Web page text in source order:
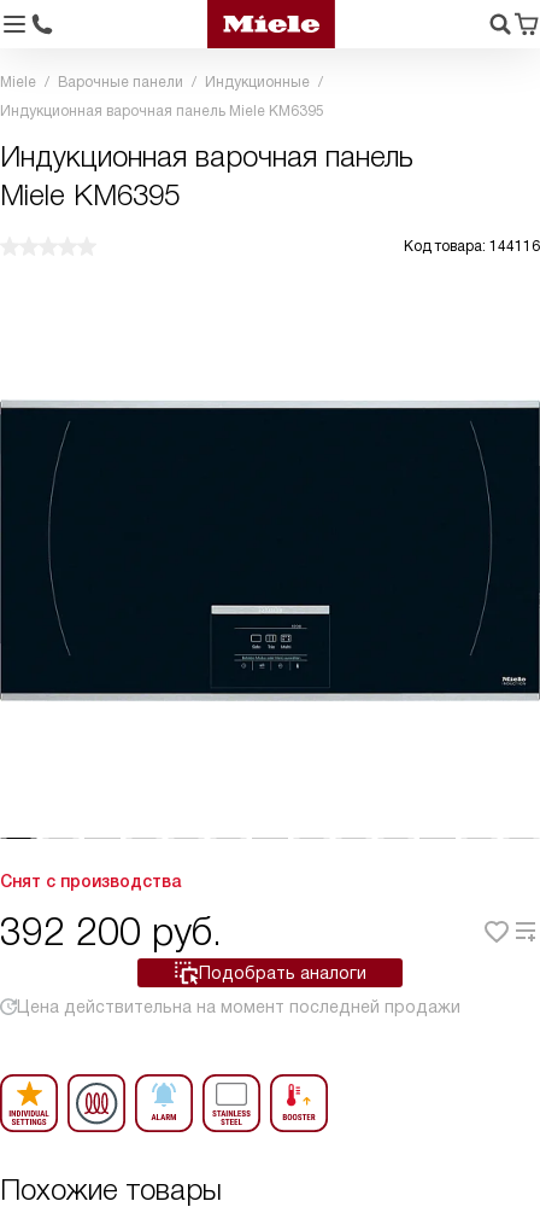
Miele Варочные панели
Индукционные
Индукционная варочная панель Miele KM6395
Индукционная варочная панель
Miele KM6395
Код товара: 144116
Снят с производства
392 200 руб.
Подобрать аналоги
Цена действительна на момент последней продажи
Похожие товары